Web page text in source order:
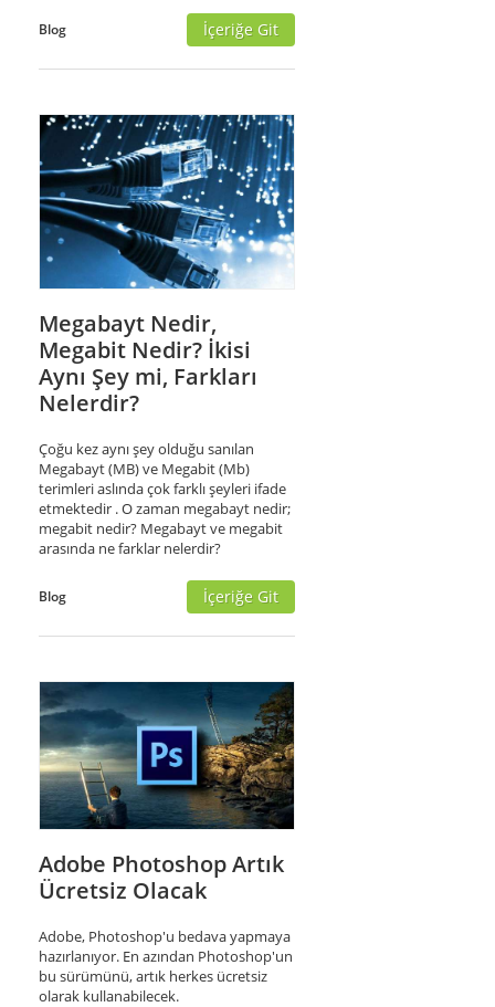
Blog İçeriğe Git
Megabayt Nedir,
Megabit Nedir? İkisi
Aynı Şey mi, Farkları
Nelerdir?
Çoğu kez aynı şey olduğu sanılan
Megabayt (MB) ve Megabit (Mb)
terimleri aslında çok farklı şeyleri ifade
etmektedir . O zaman megabayt nedir;
megabit nedir? Megabayt ve megabit
arasında ne farklar nelerdir?
Blog İçeriğe Git
Adobe Photoshop Artık
Ücretsiz Olacak
Adobe, Photoshop'u bedava yapmaya
hazırlanıyor. En azından Photoshop'un
bu sürümünü, artık herkes ücretsiz
olarak kullanabilecek.